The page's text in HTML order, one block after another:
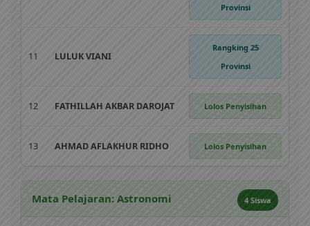
Provinsi
11 LULUK VIANI
Rangking 25
Provinsi
12 FATHILLAH AKBAR DAROJAT Lolos Penyisihan
13 AHMAD AFLAKHUR RIDHO Lolos Penyisihan
Mata Pelajaran: Astronomi 4 Siswa